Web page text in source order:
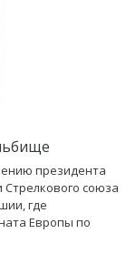
президента
союза
где
Европы по